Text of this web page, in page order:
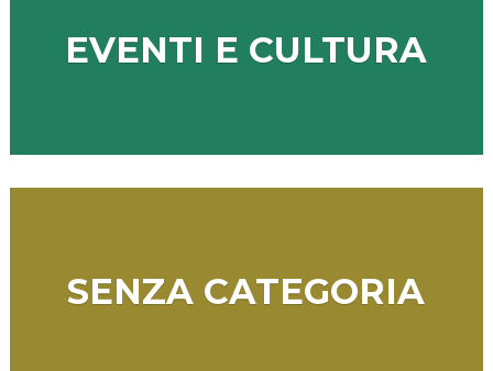
EVENTI E CULTURA
SENZA CATEGORIA